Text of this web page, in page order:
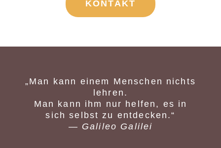
KONTAKT
„Man kann einem Menschen nichts
lehren.
Man kann ihm nur helfen, es in
sich selbst zu entdecken.“
— Galileo Galilei